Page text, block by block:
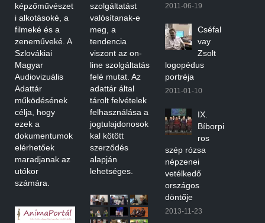
képzőművészet
i alkotásoké, a
filmeké és a
zeneműveké. A
Szlovákiai
Magyar
Audiovizuális
Adattár
működésének
célja, hogy
ezek a
dokumentumok
elérhetőek
maradjanak az
utókor
számára.
szolgáltatást
valósítanak-e
meg, a
tendencia
viszont az on-
line szolgáltatás
felé mutat. Az
adattár által
tárolt felvételek
felhasználása a
jogtulajdonosok
kal kötött
szerződés
alapján
lehetséges.
2011-06-19
Cséfal
vay
Zsolt
logopédus
portréja
2011-01-10
IX.
Bíborpi
ros
szép rózsa
népzenei
vetélkedő
országos
döntője
2013-11-23